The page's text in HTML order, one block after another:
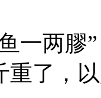
一两膠
重了，